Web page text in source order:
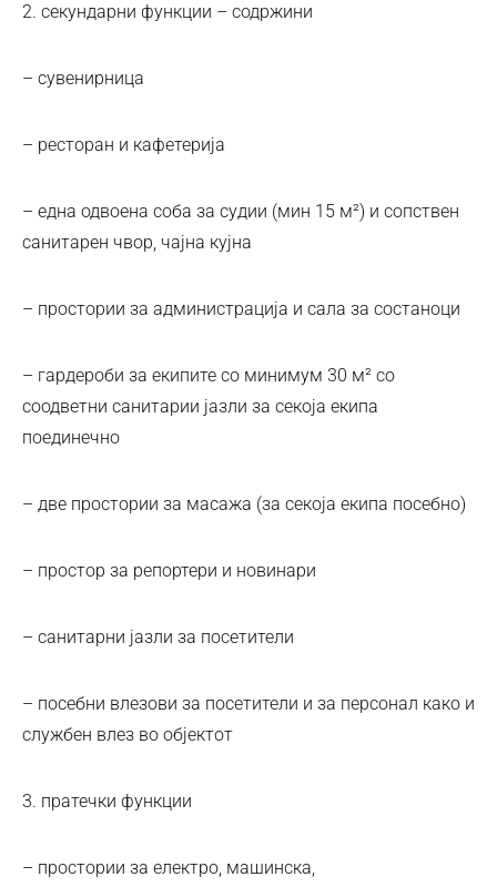
2. секундарни функции – содржини
– сувенирница
– ресторан и кафетерија
– една одвоена соба за судии (мин 15 м²) и сопствен
санитарен чвор, чајна кујна
– простории за администрација и сала за состаноци
– гардероби за екипите со минимум 30 м² со
соодветни санитарии јазли за секоја екипа
поединечно
– две простории за масажа (за секоја екипа посебно)
– простор за репортери и новинари
– санитарни јазли за посетители
– посебни влезови за посетители и за персонал како и
службен влез во објектот
3. пратечки функции
– простории за електро, машинска,